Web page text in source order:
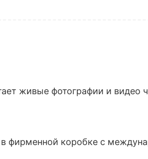
живые фотографии и видео
фирменной коробке с